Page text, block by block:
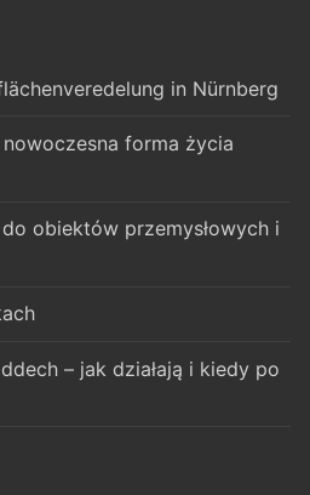
in Nürnberg
forma życia
obiektów przemysłowych i
– jak działają i kiedy po